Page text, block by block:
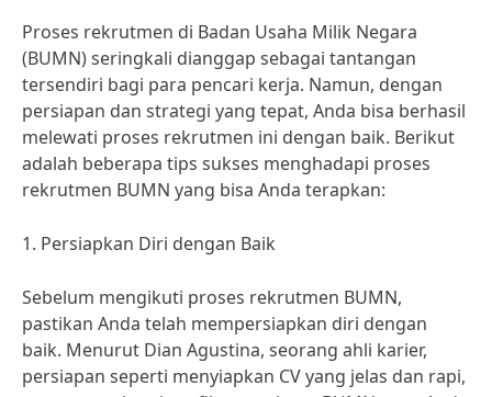
Proses rekrutmen di Badan Usaha Milik Negara
(BUMN) seringkali dianggap sebagai tantangan
tersendiri bagi para pencari kerja. Namun, dengan
persiapan dan strategi yang tepat, Anda bisa berhasil
melewati proses rekrutmen ini dengan baik. Berikut
adalah beberapa tips sukses menghadapi proses
rekrutmen BUMN yang bisa Anda terapkan:
1. Persiapkan Diri dengan Baik
Sebelum mengikuti proses rekrutmen BUMN,
pastikan Anda telah mempersiapkan diri dengan
baik. Menurut Dian Agustina, seorang ahli karier,
persiapan seperti menyiapkan CV yang jelas dan rapi,